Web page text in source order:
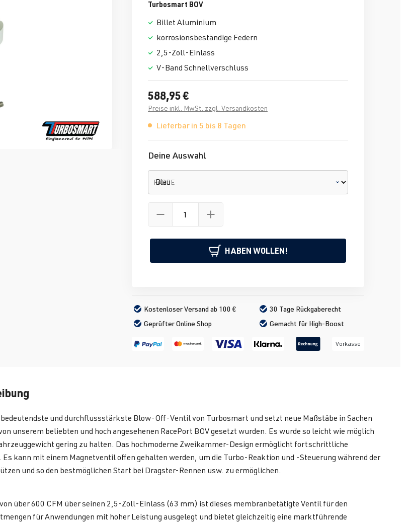
Turbosmart BOV
Billet Aluminium
korrosionsbeständige Federn
2,5-Zoll-Einlass
V-Band Schnellverschluss
588,95 €
Preise inkl. MwSt. zzgl. Versandkosten
Lieferbar in 5 bis 8 Tagen
Deine Auswahl
FARBE
HABEN WOLLEN!
Kostenloser Versand ab 100 €
30 Tage Rückgaberecht
Geprüfter Online Shop
Gemacht für High-Boost
Vorkasse
und durchflussstärkste Blow-Off-Ventil von Turbosmart und setzt neue Maßstäbe in Sachen
unserem beliebten und hoch angesehenen RacePort BOV gesetzt wurden. Es wurde so leicht wie möglich
gering zu halten. Das hochmoderne Zweikammer-Design ermöglicht fortschrittliche
kann mit einem Magnetventil offen gehalten werden, um die Turbo-Reaktion und -Steuerung während der
und so den bestmöglichen Start bei Dragster-Rennen usw. zu ermöglichen.
über 600 CFM über seinen 2,5-Zoll-Einlass (63 mm) ist dieses membranbetätigte Ventil für den
für Anwendungen mit hoher Leistung ausgelegt und bietet gleichzeitig eine marktführende